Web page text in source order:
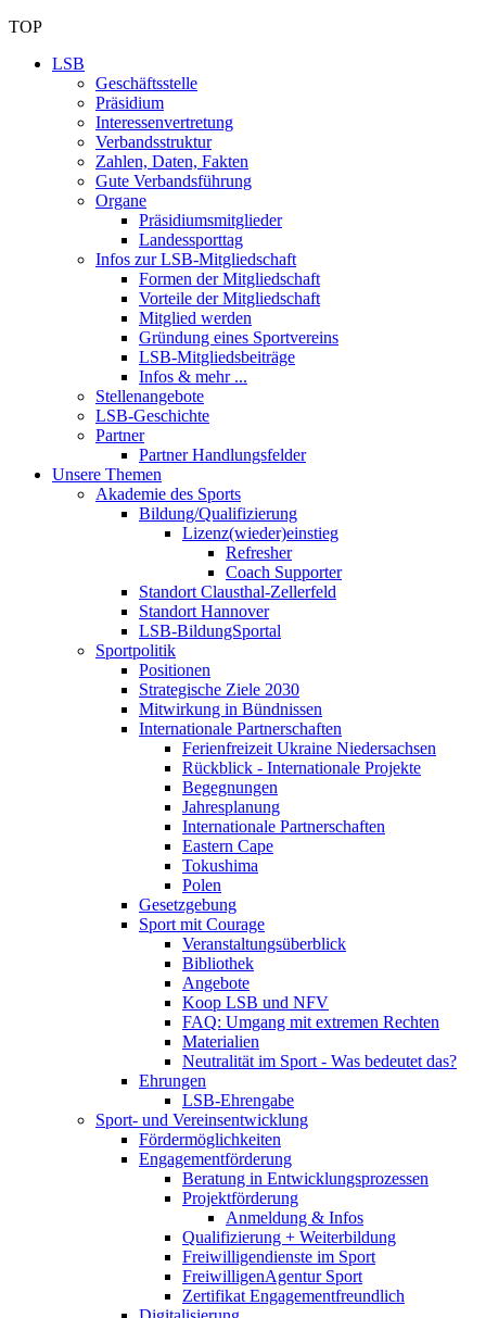
TOP
LSB
Geschäftsstelle
Präsidium
Interessenvertretung
Verbandsstruktur
Zahlen, Daten, Fakten
Gute Verbandsführung
Organe
Präsidiumsmitglieder
Landessporttag
Infos zur LSB-Mitgliedschaft
Formen der Mitgliedschaft
Vorteile der Mitgliedschaft
Mitglied werden
Gründung eines Sportvereins
LSB-Mitgliedsbeiträge
Infos & mehr ...
Stellenangebote
LSB-Geschichte
Partner
Partner Handlungsfelder
Unsere Themen
Akademie des Sports
Bildung/Qualifizierung
Lizenz(wieder)einstieg
Refresher
Coach Supporter
Standort Clausthal-Zellerfeld
Standort Hannover
LSB-BildungSportal
Sportpolitik
Positionen
Strategische Ziele 2030
Mitwirkung in Bündnissen
Internationale Partnerschaften
Ferienfreizeit Ukraine Niedersachsen
Rückblick - Internationale Projekte
Begegnungen
Jahresplanung
Internationale Partnerschaften
Eastern Cape
Tokushima
Polen
Gesetzgebung
Sport mit Courage
Veranstaltungsüberblick
Bibliothek
Angebote
Koop LSB und NFV
FAQ: Umgang mit extremen Rechten
Materialien
Neutralität im Sport - Was bedeutet das?
Ehrungen
LSB-Ehrengabe
Sport- und Vereinsentwicklung
Fördermöglichkeiten
Engagementförderung
Beratung in Entwicklungsprozessen
Projektförderung
Anmeldung & Infos
Qualifizierung + Weiterbildung
Freiwilligendienste im Sport
FreiwilligenAgentur Sport
Zertifikat Engagementfreundlich